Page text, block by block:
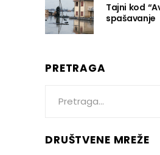
Tajni kod
spašavanje
PRETRAGA
DRUŠTVENE MREŽE